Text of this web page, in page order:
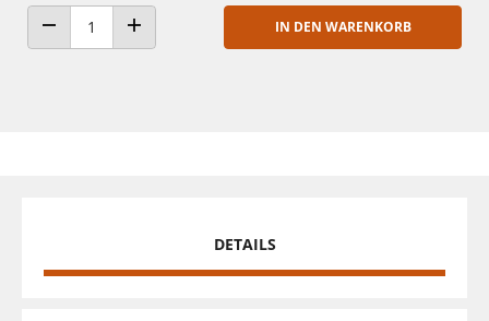
ANZAHL VERRINGERNANZAHL ERHÖHEN
IN DEN WARENKORB
DETAILS